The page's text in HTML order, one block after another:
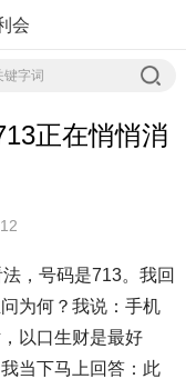
会
悄悄消耗你的好运吗？
正在悄悄消
12
，号码是713。我回
为何？我说：手机
以口生财是最好
当下马上回答：此